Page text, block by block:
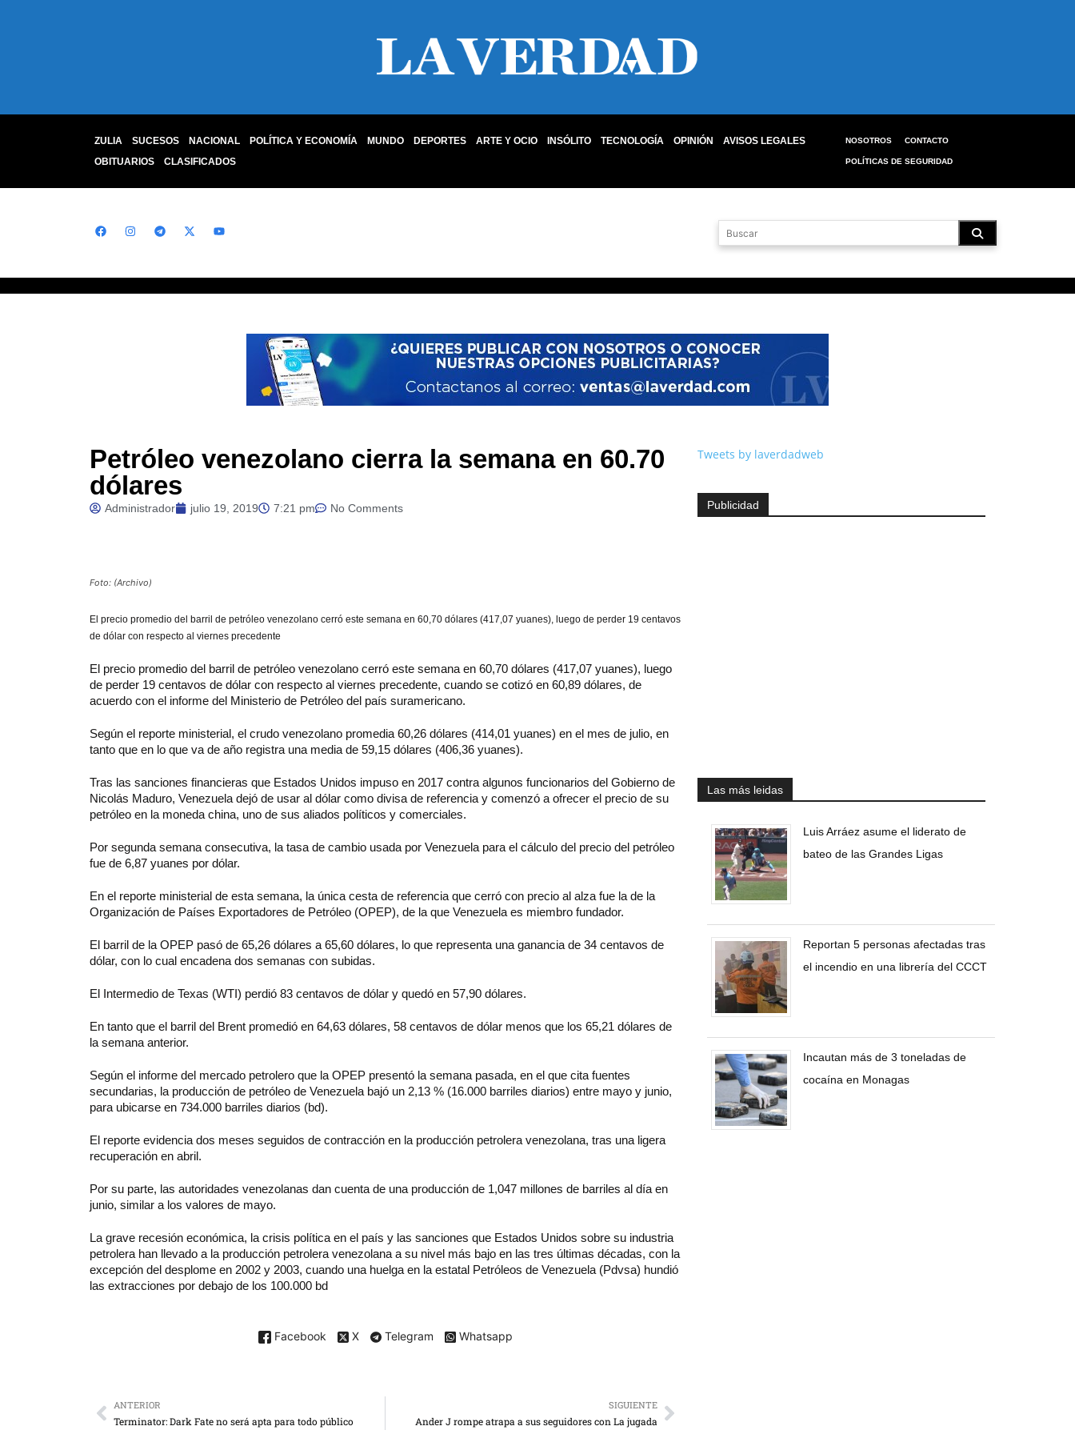
ZULIA SUCESOS NACIONAL POLÍTICA Y ECONOMÍA MUNDO DEPORTES ARTE Y OCIO INSÓLITO TECNOLOGÍA OPINIÓN
AVISOS LEGALES
OBITUARIOS
CLASIFICADOS
NOSOTROS CONTACTO
POLÍTICAS DE SEGURIDAD
Petróleo venezolano cierra la semana en 60.70
dólares
Administrador julio 19, 2019 7:21 pm No Comments
Foto: (Archivo)
El precio promedio del barril de petróleo venezolano cerró este semana en 60,70 dólares (417,07 yuanes), luego de perder 19 centavos
de dólar con respecto al viernes precedente
El precio promedio del barril de petróleo venezolano cerró este semana en 60,70 dólares (417,07 yuanes), luego
de perder 19 centavos de dólar con respecto al viernes precedente, cuando se cotizó en 60,89 dólares, de
acuerdo con el informe del Ministerio de Petróleo del país suramericano.
Según el reporte ministerial, el crudo venezolano promedia 60,26 dólares (414,01 yuanes) en el mes de julio, en
tanto que en lo que va de año registra una media de 59,15 dólares (406,36 yuanes).
Tras las sanciones financieras que Estados Unidos impuso en 2017 contra algunos funcionarios del Gobierno de
Nicolás Maduro, Venezuela dejó de usar al dólar como divisa de referencia y comenzó a ofrecer el precio de su
petróleo en la moneda china, uno de sus aliados políticos y comerciales.
Por segunda semana consecutiva, la tasa de cambio usada por Venezuela para el cálculo del precio del petróleo
fue de 6,87 yuanes por dólar.
En el reporte ministerial de esta semana, la única cesta de referencia que cerró con precio al alza fue la de la
Organización de Países Exportadores de Petróleo (OPEP), de la que Venezuela es miembro fundador.
El barril de la OPEP pasó de 65,26 dólares a 65,60 dólares, lo que representa una ganancia de 34 centavos de
dólar, con lo cual encadena dos semanas con subidas.
El Intermedio de Texas (WTI) perdió 83 centavos de dólar y quedó en 57,90 dólares.
En tanto que el barril del Brent promedió en 64,63 dólares, 58 centavos de dólar menos que los 65,21 dólares de
la semana anterior.
Según el informe del mercado petrolero que la OPEP presentó la semana pasada, en el que cita fuentes
secundarias, la producción de petróleo de Venezuela bajó un 2,13 % (16.000 barriles diarios) entre mayo y junio,
para ubicarse en 734.000 barriles diarios (bd).
El reporte evidencia dos meses seguidos de contracción en la producción petrolera venezolana, tras una ligera
recuperación en abril.
Por su parte, las autoridades venezolanas dan cuenta de una producción de 1,047 millones de barriles al día en
junio, similar a los valores de mayo.
La grave recesión económica, la crisis política en el país y las sanciones que Estados Unidos sobre su industria
petrolera han llevado a la producción petrolera venezolana a su nivel más bajo en las tres últimas décadas, con la
excepción del desplome en 2002 y 2003, cuando una huelga en la estatal Petróleos de Venezuela (Pdvsa) hundió
las extracciones por debajo de los 100.000 bd
Facebook X Telegram Whatsapp
Tweets by laverdadweb
Publicidad
Las más leidas
Luis Arráez asume el liderato de
bateo de las Grandes Ligas
Reportan 5 personas afectadas tras
el incendio en una librería del CCCT
Incautan más de 3 toneladas de
cocaína en Monagas
ANTERIOR
Terminator: Dark Fate no será apta para todo público
SIGUIENTE
Ander J rompe atrapa a sus seguidores con La jugada